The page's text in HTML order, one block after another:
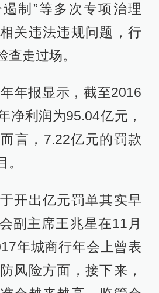
制”等多次专项治理
关违法违规问题，行
查走过场。
年报显示，截至2016
净利润为95.04亿元，
言，7.22亿元的罚款
开出亿元罚单其实早
副主席王兆星在11月
年城商行年会上曾表
风险方面，接下来，